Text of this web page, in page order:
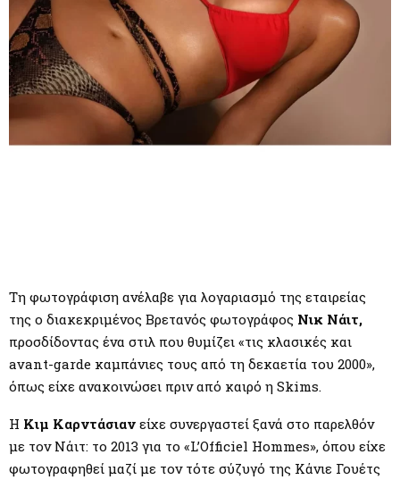
Τη φωτογράφιση ανέλαβε για λογαριασμό της εταιρείας
της ο διακεκριμένος Βρετανός φωτογράφος Νικ Νάιτ,
προσδίδοντας ένα στιλ που θυμίζει «τις κλασικές και
avant-garde καμπάνιες τους από τη δεκαετία του 2000»,
όπως είχε ανακοινώσει πριν από καιρό η Skims.
Η Κιμ Καρντάσιαν είχε συνεργαστεί ξανά στο παρελθόν
με τον Νάιτ: το 2013 για το «L’Officiel Hommes», όπου είχε
φωτογραφηθεί μαζί με τον τότε σύζυγό της Κάνιε Γουέτς